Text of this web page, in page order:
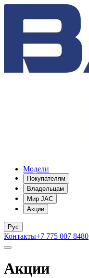
Модели
Покупателям
Владельцам
Мир JAC
Акции
Рус
Контакты+7 775 007 8480
Акции